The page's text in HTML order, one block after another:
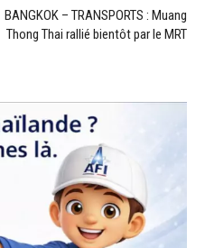
BANGKOK – TRANSPORTS : Muang
Thong Thai rallié bientôt par le MRT